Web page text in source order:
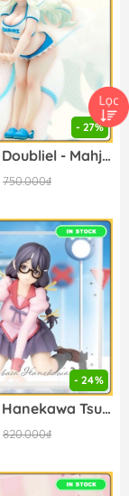
- 27%
MÔ HÌNH Doubliel - Mahjong Fight Girl (Konami Arcade Games) FIGURE CHÍNH HÃNG
750.000₫
- 24%
MÔ HÌNH Hanekawa Tsubasa - Monogatari Series - Fig-Cube - Konami Prize Collection (Konami Amusement) FIGURE CHÍNH HÃNG
820.000₫